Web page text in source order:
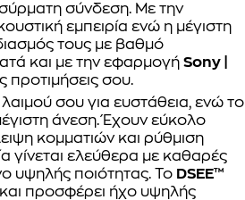
σύνδεση. Με την
εμπειρία ενώ η μέγιστη
τους με βαθμό
και με την εφαρμογή Sony |
προτιμήσεις σου.
σου για ευστάθεια, ενώ το
άνεση. Έχουν εύκολο
κομματιών και ρύθμιση
γίνεται ελεύθερα με καθαρές
υψηλής ποιότητας. Το DSEE™
προσφέρει ήχο υψηλής